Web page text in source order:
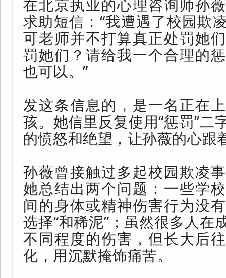
在北京执业的心理咨询师孙
求助短信：“我遭遇了校园欺
可老师并不打算真正处罚她
罚她们？请给我一个合理的
也可以。”
发这条信息的，是一名正在
孩。她信里反复使用“惩罚”二
的愤怒和绝望，让孙薇的心跟
孙薇曾接触过多起校园欺凌
她总结出两个问题：一些学
间的身体或精神伤害行为没
选择“和稀泥”；虽然很多人在
不同程度的伤害，但长大后
化，用沉默掩饰痛苦。